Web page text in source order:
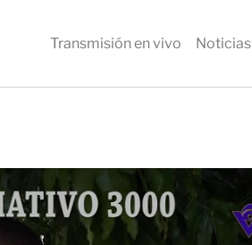
Transmisión en vivo Noticias